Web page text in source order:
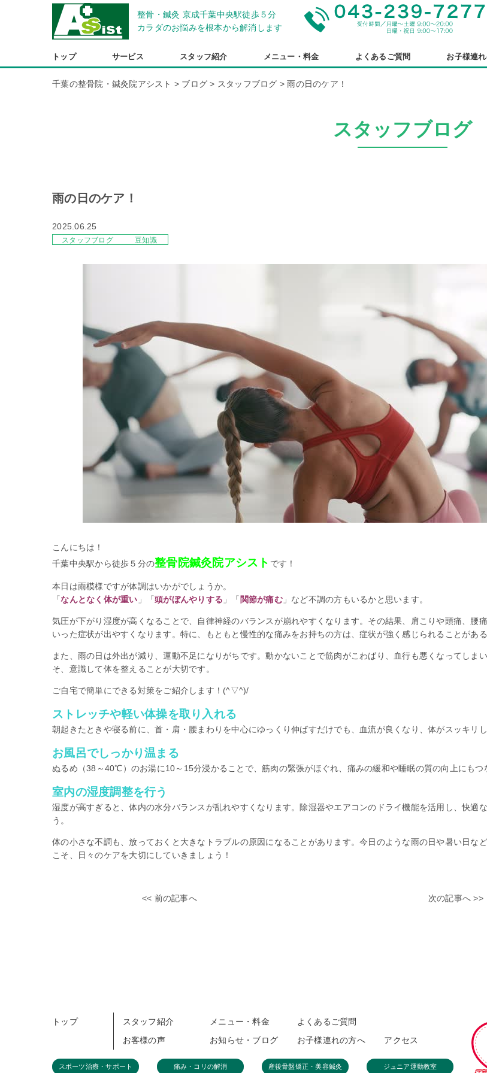
整骨・鍼灸 京成千葉中央駅徒歩５分
カラダのお悩みを根本から解消します
トップ サービス スタッフ紹介 メニュー・料金 よくあるご質問 お子様連
千葉の整骨院・鍼灸院アシスト > ブログ > スタッフブログ >雨の日のケア！
スタッフブログ
雨の日のケア！
2025.06.25
スタッフブログ 豆知識
こんにちは！
千葉中央駅から徒歩５分の整骨院鍼灸院アシスト です！
本日は雨模様ですが体調はいかがでしょうか。
「なんとなく体が重い 」「頭がぼんやりする 」「関節が痛む」など不調の方もいるかと思います。
気圧が下がり湿度が高くなることで、自律神経のバランスが崩れやすくなります。その結果、肩こりや頭痛、腰
いった症状が出やすくなります。特に、もともと慢性的な痛みをお持ちの方は、症状が強く感じられることがある
また、雨の日は外出が減り、運動不足になりがちです。動かないことで筋肉がこわばり、血行も悪くなってしま
そ、意識して体を整えることが大切です。
ご自宅で簡単にできる対策をご紹介します！(^▽^)/
ストレッチや軽い体操を取り入れる
朝起きたときや寝る前に、首・肩・腰まわりを中心にゆっくり伸ばすだけでも、血流が良くなり、体がスッキリし
お風呂でしっかり温まる
ぬるめ（38～40℃）のお湯に10～15分浸かることで、筋肉の緊張がほぐれ、痛みの緩和や睡眠の質の向上にもつ
室内の湿度調整を行う
湿度が高すぎると、体内の水分バランスが乱れやすくなります。除湿器やエアコンのドライ機能を活用し、快適
う。
体の小さな不調も、放っておくと大きなトラブルの原因になることがあります。今日のような雨の日や暑い日な
こそ、日々のケアを大切にしていきましょう！
<< 前の記事へ 次の記事へ >>
トップ スタッフ紹介 メニュー・料金
よくあるご質問
お客様の声
お知らせ・ブログ お子様連れの方へ アクセス
スポーツ治療・サポート 痛み・コリの解消 産後骨盤矯正・美容鍼灸 ジュニア運動教室